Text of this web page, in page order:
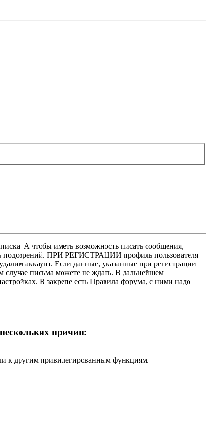
A чтобы иметь возможность писать сообщения,
подозрений. ПРИ РЕГИСТРАЦИИ профиль пользователя
аккаунт. Если данные, указанные при регистрации
случае письма можете не ждать. В дальнейшем
В закрепе есть Правила форума, с ними надо
причин:
к другим привилегированным функциям.